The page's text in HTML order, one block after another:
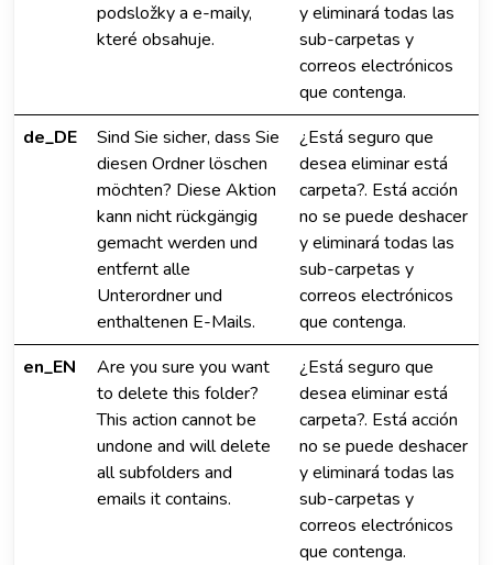
podsložky a e-maily,
které obsahuje.
y eliminará todas las
sub-carpetas y
correos electrónicos
que contenga.
de_DE
Sind Sie sicher, dass Sie
diesen Ordner löschen
möchten? Diese Aktion
kann nicht rückgängig
gemacht werden und
entfernt alle
Unterordner und
enthaltenen E-Mails.
¿Está seguro que
desea eliminar está
carpeta?. Está acción
no se puede deshacer
y eliminará todas las
sub-carpetas y
correos electrónicos
que contenga.
en_EN
Are you sure you want
to delete this folder?
This action cannot be
undone and will delete
all subfolders and
emails it contains.
¿Está seguro que
desea eliminar está
carpeta?. Está acción
no se puede deshacer
y eliminará todas las
sub-carpetas y
correos electrónicos
que contenga.